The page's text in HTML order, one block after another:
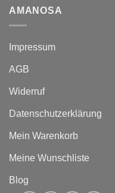
AMANOSA
Impressum
AGB
Widerruf
Datenschutzerklärung
Mein Warenkorb
Meine Wunschliste
Blog